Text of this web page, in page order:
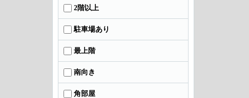
2階以上
駐車場あり
最上階
南向き
角部屋